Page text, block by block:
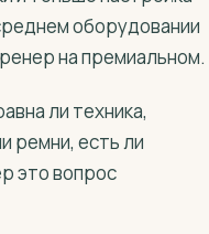
оборудовании
на премиальном.
ли техника,
ремни, есть ли
это вопрос